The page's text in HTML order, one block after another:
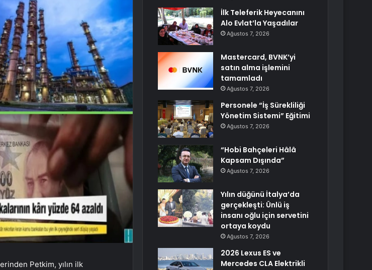
Petkim, yılın ilk
İlk Teleferik Heyecanını
Alo Evlat’la Yaşadılar
Ağustos 7, 2026
Mastercard, BVNK’yi
satın alma işlemini
tamamladı
Ağustos 7, 2026
Personele “İş Sürekliliği
Yönetim Sistemi” Eğitimi
Ağustos 7, 2026
“Hobi Bahçeleri Hâlâ
Kapsam Dışında”
Ağustos 7, 2026
Yılın düğünü İtalya’da
gerçekleşti: Ünlü iş
insanı oğlu için servetini
ortaya koydu
Ağustos 7, 2026
2026 Lexus ES ve
Mercedes CLA Elektrikli